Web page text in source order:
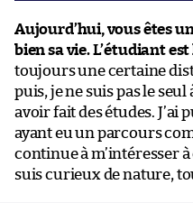
Aujourd’hui, vous êtes
bien sa vie. L’étudiant est
toujours une certaine
puis, je ne suis pas le
avoir fait des études.
ayant eu un parcours
continue à m’intéresser à
suis curieux de nature,